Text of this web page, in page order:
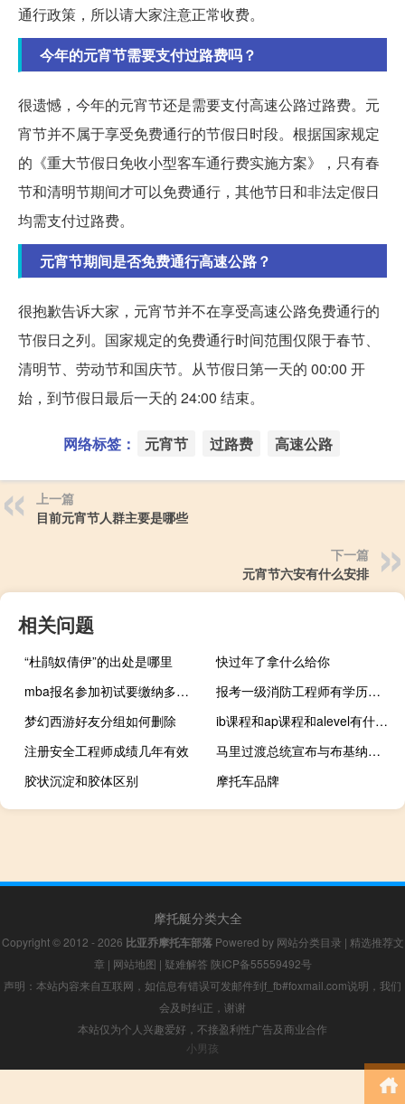
通行政策，所以请大家注意正常收费。
今年的元宵节需要支付过路费吗？
很遗憾，今年的元宵节还是需要支付高速公路过路费。元
宵节并不属于享受免费通行的节假日时段。根据国家规定
的《重大节假日免收小型客车通行费实施方案》，只有春
节和清明节期间才可以免费通行，其他节日和非法定假日
均需支付过路费。
元宵节期间是否免费通行高速公路？
很抱歉告诉大家，元宵节并不在享受高速公路免费通行的
节假日之列。国家规定的免费通行时间范围仅限于春节、
清明节、劳动节和国庆节。从节假日第一天的 00:00 开
始，到节假日最后一天的 24:00 结束。
网络标签： 元宵节 过路费 高速公路
上一篇
目前元宵节人群主要是哪些
下一篇
元宵节六安有什么安排
相关问题
“杜鹃奴倩伊”的出处是哪里
快过年了拿什么给你
mba报名参加初试要缴纳多少费用
报考一级消防工程师有学历要求吗
梦幻西游好友分组如何删除
ib课程和ap课程和alevel有什么区别
注册安全工程师成绩几年有效
马里过渡总统宣布与布基纳法索和尼日尔建立萨赫勒国家联盟
胶状沉淀和胶体区别
摩托车品牌
摩托艇分类大全
Copyright © 2012 - 2026 比亚乔摩托车部落Powered by 网站分类目录 | 精选推荐文
章 | 网站地图 | 疑难解答 陕ICP备55559492号
声明：本站内容来自互联网，如信息有错误可发邮件到f_fb#foxmail.com说明，我们
会及时纠正，谢谢
本站仅为个人兴趣爱好，不接盈利性广告及商业合作
小男孩